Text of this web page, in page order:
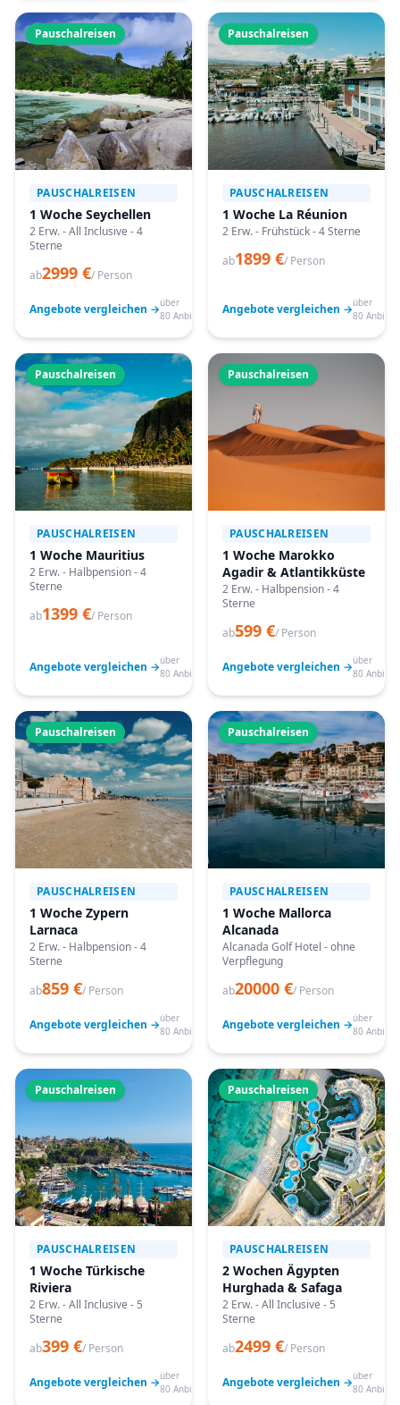
Pauschalreisen
PAUSCHALREISEN
1 Woche Seychellen
2 Erw. - All Inclusive - 4
Sterne
ab2999 €/ Person
Angebote vergleichen →über
80 Anbieter
Pauschalreisen
PAUSCHALREISEN
1 Woche La Réunion
2 Erw. - Frühstück - 4 Sterne
ab1899 €/ Person
Angebote vergleichen →über
80
Pauschalreisen
PAUSCHALREISEN
1 Woche Mauritius
2 Erw. - Halbpension - 4
Sterne
ab1399 €/ Person
Angebote vergleichen →über
80 Anbieter
Pauschalreisen
PAUSCHALREISEN
1 Woche Marokko
Agadir & Atlantikküste
2 Erw. - Halbpension - 4
Sterne
ab599 €/ Person
Angebote vergleichen →über
80
Pauschalreisen
PAUSCHALREISEN
1 Woche Zypern
Larnaca
2 Erw. - Halbpension - 4
Sterne
ab859 €/ Person
Angebote vergleichen →über
80 Anbieter
Pauschalreisen
PAUSCHALREISEN
1 Woche Mallorca
Alcanada
Alcanada Golf Hotel - ohne
Verpflegung
ab20000 €/ Person
Angebote vergleichen →über
80
Pauschalreisen
PAUSCHALREISEN
1 Woche Türkische
Riviera
2 Erw. - All Inclusive - 5
Sterne
ab399 €/ Person
Angebote vergleichen →über
80 Anbieter
Pauschalreisen
PAUSCHALREISEN
2 Wochen Ägypten
Hurghada & Safaga
2 Erw. - All Inclusive - 5
Sterne
ab2499 €/ Person
Angebote vergleichen →über
80